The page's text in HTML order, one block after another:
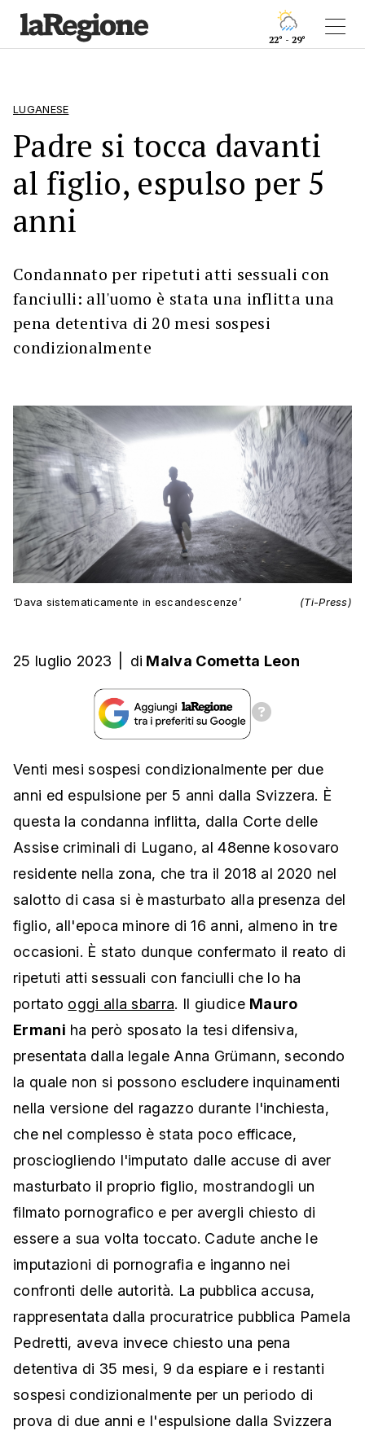
22° - 29°
LUGANESE
Padre si tocca davanti
al figlio, espulso per 5
anni
Condannato per ripetuti atti sessuali con
fanciulli: all'uomo è stata una inflitta una
pena detentiva di 20 mesi sospesi
condizionalmente
‘Dava sistematicamente in escandescenze’ (Ti-Press)
25 luglio 2023 di Malva Cometta Leon
Venti mesi sospesi condizionalmente per due
anni ed espulsione per 5 anni dalla Svizzera. È
questa la condanna inflitta, dalla Corte delle
Assise criminali di Lugano, al 48enne kosovaro
residente nella zona, che tra il 2018 al 2020 nel
salotto di casa si è masturbato alla presenza del
figlio, all'epoca minore di 16 anni, almeno in tre
occasioni. È stato dunque confermato il reato di
ripetuti atti sessuali con fanciulli che lo ha
portato oggi alla sbarra. Il giudice Mauro
Ermani ha però sposato la tesi difensiva,
presentata dalla legale Anna Grümann, secondo
la quale non si possono escludere inquinamenti
nella versione del ragazzo durante l'inchiesta,
che nel complesso è stata poco efficace,
prosciogliendo l'imputato dalle accuse di aver
masturbato il proprio figlio, mostrandogli un
filmato pornografico e per avergli chiesto di
essere a sua volta toccato. Cadute anche le
imputazioni di pornografia e inganno nei
confronti delle autorità. La pubblica accusa,
rappresentata dalla procuratrice pubblica Pamela
Pedretti, aveva invece chiesto una pena
detentiva di 35 mesi, 9 da espiare e i restanti
sospesi condizionalmente per un periodo di
prova di due anni e l'espulsione dalla Svizzera